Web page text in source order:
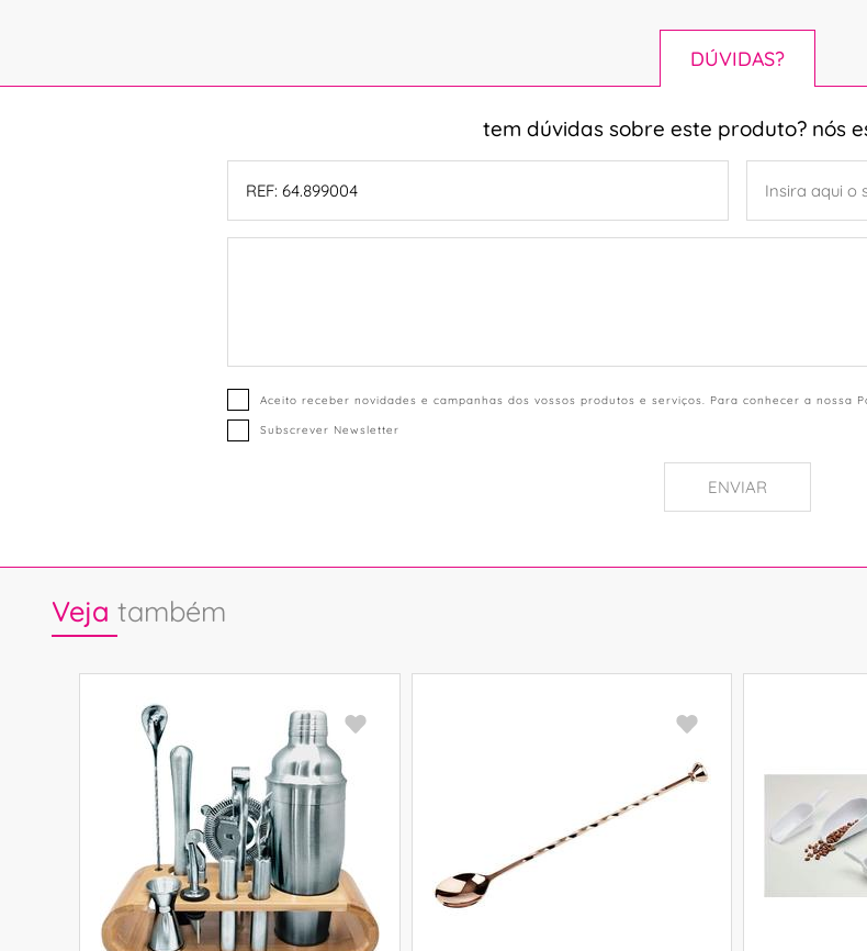
DÚVIDAS?
tem dúvidas sobre este produto? nós
Aceito receber novidades e campanhas dos vossos produtos e serviços. Para conhecer a nossa
Subscrever Newsletter
ENVIAR
Veja também